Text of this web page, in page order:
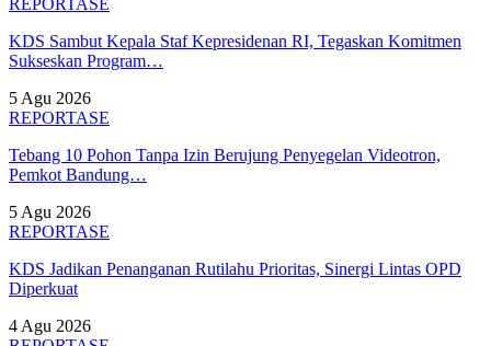
KDS Sambut Kepala Staf Kepresidenan RI, Tegaskan Komitmen
Sukseskan Program…
5 Agu 2026
REPORTASE
Tebang 10 Pohon Tanpa Izin Berujung Penyegelan Videotron,
Pemkot Bandung…
5 Agu 2026
REPORTASE
KDS Jadikan Penanganan Rutilahu Prioritas, Sinergi Lintas OPD
Diperkuat
4 Agu 2026